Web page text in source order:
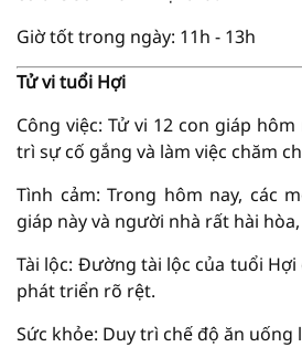
Giờ tốt trong ngày: 11h - 13h
Tử vi tuổi Hợi
Công việc: Tử vi 12 con giáp
trì sự cố gắng và làm việc chăm
Tình cảm: Trong hôm nay, các
giáp này và người nhà rất hài
Tài lộc: Đường tài lộc của tuổi
phát triển rõ rệt.
Sức khỏe: Duy trì chế độ ăn